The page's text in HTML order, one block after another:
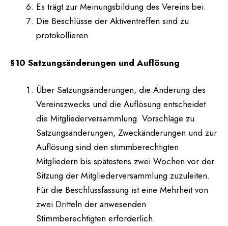
Es trägt zur Meinungsbildung des Vereins bei.
Die Beschlüsse der Aktiventreffen sind zu
protokollieren.
§10 Satzungsänderungen und Auflösung
Über Satzungsänderungen, die Änderung des
Vereinszwecks und die Auflösung entscheidet
die Mitgliederversammlung. Vorschläge zu
Satzungsänderungen, Zweckänderungen und zur
Auflösung sind den stimmberechtigten
Mitgliedern bis spätestens zwei Wochen vor der
Sitzung der Mitgliederversammlung zuzuleiten.
Für die Beschlussfassung ist eine Mehrheit von
zwei Dritteln der anwesenden
Stimmberechtigten erforderlich.